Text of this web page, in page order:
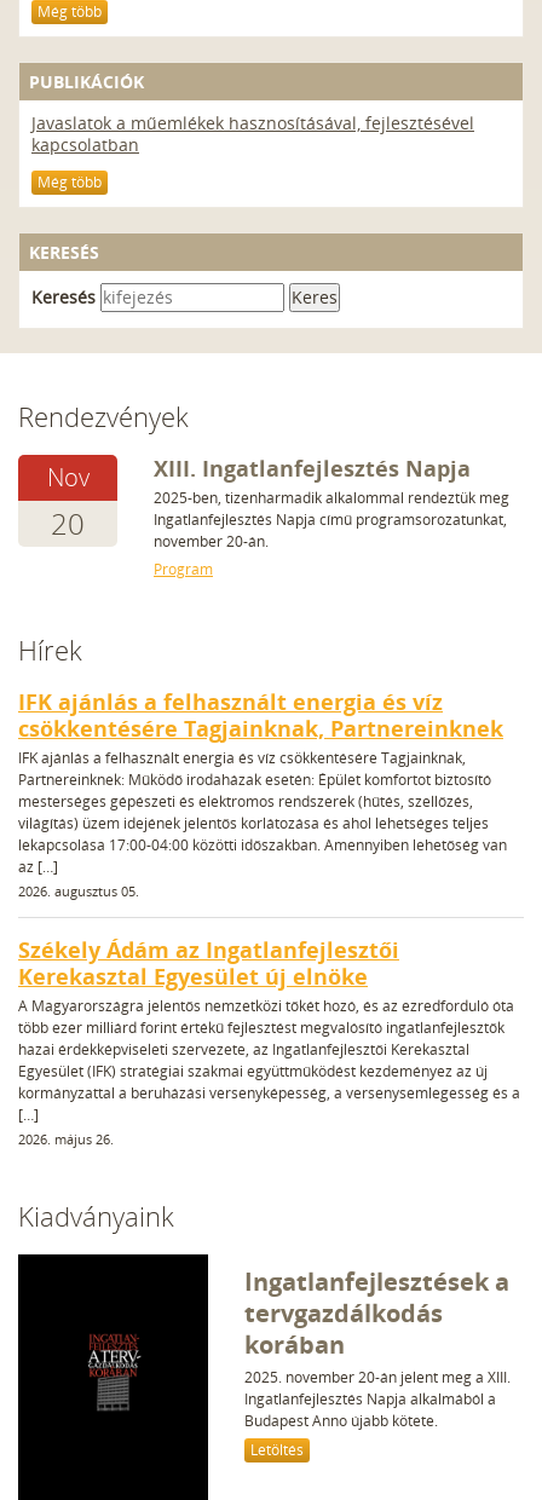
Még több
PUBLIKÁCIÓK
Javaslatok a műemlékek hasznosításával, fejlesztésével
kapcsolatban
Még több
KERESÉS
Keresés
Rendezvények
nov
20
XIII. Ingatlanfejlesztés Napja
2025-ben, tizenharmadik alkalommal rendeztük meg
Ingatlanfejlesztés Napja című programsorozatunkat,
november 20-án.
Program
Hírek
IFK ajánlás a felhasznált energia és víz
csökkentésére Tagjainknak, Partnereinknek
IFK ajánlás a felhasznált energia és víz csökkentésére Tagjainknak,
Partnereinknek: Működő irodaházak esetén: Épület komfortot biztosító
mesterséges gépészeti és elektromos rendszerek (hűtés, szellőzés,
világítás) üzem idejének jelentős korlátozása és ahol lehetséges teljes
lekapcsolása 17:00-04:00 közötti időszakban. Amennyiben lehetőség van
az […]
2026. augusztus 05.
Székely Ádám az Ingatlanfejlesztői
Kerekasztal Egyesület új elnöke
A Magyarországra jelentős nemzetközi tőkét hozó, és az ezredforduló óta
több ezer milliárd forint értékű fejlesztést megvalósító ingatlanfejlesztők
hazai érdekképviseleti szervezete, az Ingatlanfejlesztői Kerekasztal
Egyesület (IFK) stratégiai szakmai együttműködést kezdeményez az új
kormányzattal a beruházási versenyképesség, a versenysemlegesség és a
[…]
2026. május 26.
Kiadványaink
Ingatlanfejlesztések a
tervgazdálkodás
korában
2025. november 20-án jelent meg a XIII.
Ingatlanfejlesztés Napja alkalmából a
Budapest Anno újabb kötete.
Letöltés